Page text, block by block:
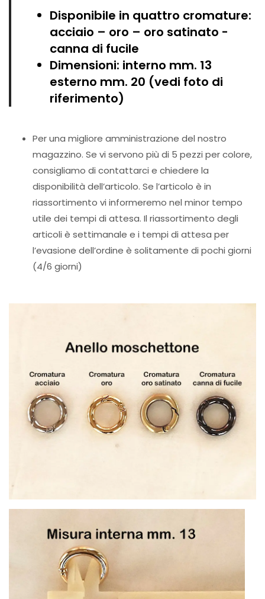
Disponibile in quattro cromature:
acciaio – oro – oro satinato -
canna di fucile
Dimensioni: interno mm. 13
esterno mm. 20 (vedi foto di
riferimento)
Per una migliore amministrazione del nostro
magazzino. Se vi servono più di 5 pezzi per colore,
consigliamo di contattarci e chiedere la
disponibilità dell’articolo. Se l’articolo è in
riassortimento vi informeremo nel minor tempo
utile dei tempi di attesa. Il riassortimento degli
articoli è settimanale e i tempi di attesa per
l’evasione dell’ordine è solitamente di pochi giorni
(4/6 giorni)